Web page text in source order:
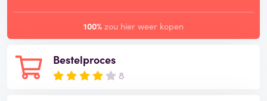
Bestelproces
8
100% zou hier weer kopen